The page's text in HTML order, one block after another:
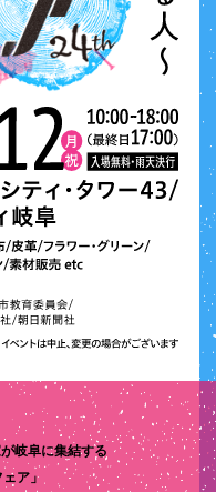
岐阜に集結する
ア」